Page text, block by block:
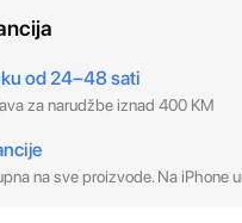
od 24–48 sati
za narudžbe iznad 400 KM
na sve proizvode. Na iPhone